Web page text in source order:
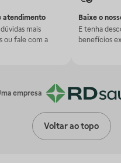
atendimento
mais
ou fale com a
Baixe o
E tenha
benefícios
empresa
Voltar ao topo